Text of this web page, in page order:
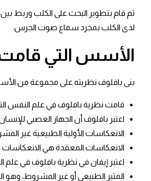
ثم قام بتطوير البحث على الكلب وربط
لدى الكلب بمجرد سماع صوت الجرس.
الأسس التي قامت
بنى بافلوف نظريته على مجموعة من
قامت نظرية بافلوف في علم النفس
اعتبر بافلوف أن الجهاز العصبي
الانعكاسات الأولية الطبيعية غير
الانعكاسات المعقدة هي الانعكاسات
اعتبر إيفان في نظرية بافلوف في
المثير الطبيعي أو غير المشروط، وهو